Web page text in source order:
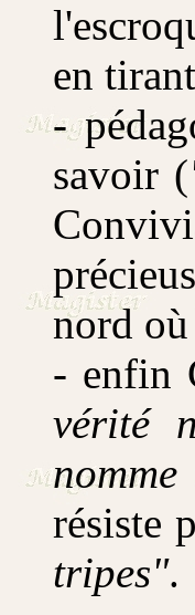
en
-
savoir (
nord
- enfin
vérité
résiste
tripes".